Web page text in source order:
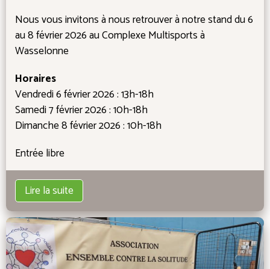
Nous vous invitons à nous retrouver à notre stand du 6
au 8 février 2026 au Complexe Multisports à
Wasselonne
Horaires
Vendredi 6 février 2026 : 13h-18h
Samedi 7 février 2026 : 10h-18h
Dimanche 8 février 2026 : 10h-18h
Entrée libre
Lire la suite